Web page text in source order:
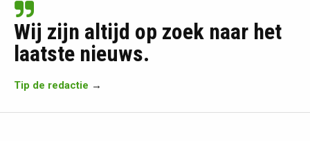
Wij zijn altijd op zoek naar het
laatste nieuws.
Tip de redactie →